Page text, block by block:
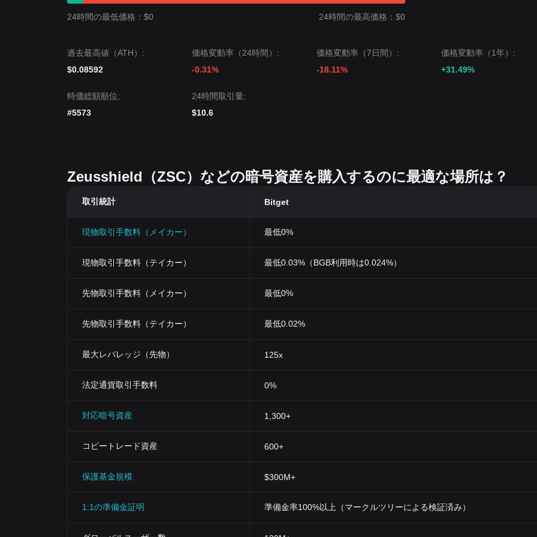
24時間の最低価格：$0 24時間の最高価格：$0
過去最高値（ATH）:
$0.08592
価格変動率（24時間）:
-0.31%
価格変動率（7日間）:
-18.11%
価格変動率（1年）:
+31.49%
時価総額順位:
#5573
24時間取引量:
$10.6
Zeusshield（ZSC）などの暗号資産を購入するのに最適な場所は？
取引統計 Bitget
現物取引手数料（メイカー） 最低0%
現物取引手数料（テイカー） 最低0.03%（BGB利用時は0.024%）
先物取引手数料（メイカー） 最低0%
先物取引手数料（テイカー） 最低0.02%
最大レバレッジ（先物） 125x
法定通貨取引手数料 0%
対応暗号資産 1,300+
コピートレード資産 600+
保護基金規模 $300M+
1:1の準備金証明 準備金率100%以上（マークルツリーによる検証済み）